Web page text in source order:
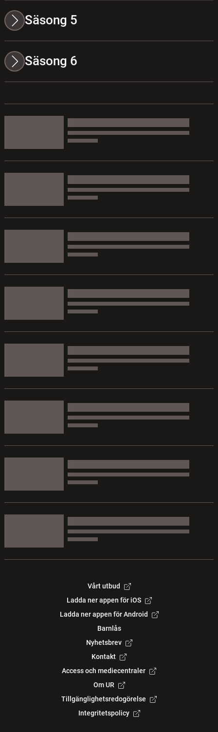
Säsong 5
Säsong 6
Vårt utbud
Ladda ner appen för iOS
Ladda ner appen för Android
Barnlås
Nyhetsbrev
Kontakt
Access och mediecentraler
Om UR
Tillgänglighetsredogörelse
Integritetspolicy